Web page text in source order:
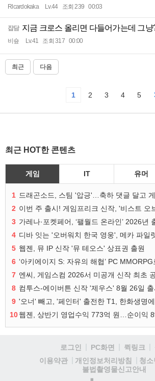
Rlcardokaka Lv.44 조회 239 00:03
잡담 지금 크로스 올리면 다들어가는데 그냥
비숖 Lv.41 조회 317 00:00
최근 다음
1 2 3 4 5
최근 HOT한 콘텐츠
게임 IT 유머
1 드래곤소드, 스팀 '압긍'…축하 댓글 달고
2 이번 주 출시! 게임프리크 신작, '비스트 오
3 가레나·포켓페어, ‘팰월드 온라인’ 2026년
4 디바 잇는 '오버워치 한국 영웅', 메카 파일
5 웹젠, 뮤 IP 신작 '뮤 테오스' 상표권 출원
6 ‘아키에이지 S: 자유의 해협’ PC
7 엔씨, 게임스컴 2026서 미공개 신작 최초
8
9 '오너' 빼고, '페인터' 출전한 T1, 한화생명
10웹젠, 상반기 영업수익 773억 원…순이익
로그인 PC화면 퀵링크
이용약관
개인정보처리방침
청
불법촬영물신고안내